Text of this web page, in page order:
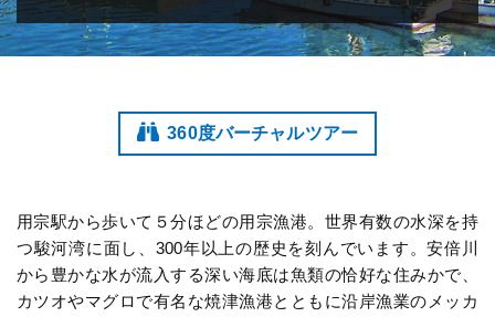
360度バーチャルツアー
用宗駅から歩いて５分ほどの用宗漁港。世界有数の水深を持
つ駿河湾に面し、300年以上の歴史を刻んでいます。安倍川
から豊かな水が流入する深い海底は魚類の恰好な住みかで、
カツオやマグロで有名な焼津漁港とともに沿岸漁業のメッカ